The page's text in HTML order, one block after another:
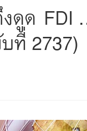
ดูด
ที่ 2737)